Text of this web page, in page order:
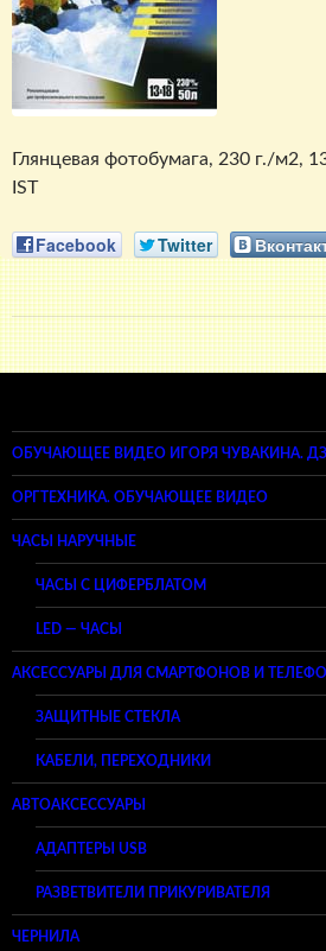
Глянцевая фотобумага, 230 г./м2,
IST
Facebook Twitter
ОБУЧАЮЩЕЕ ВИДЕО ИГОРЯ ЧУВАКИНА.
ОРГТЕХНИКА. ОБУЧАЮЩЕЕ ВИДЕО
ЧАСЫ НАРУЧНЫЕ
ЧАСЫ С ЦИФЕРБЛАТОМ
LED — ЧАСЫ
АКСЕССУАРЫ ДЛЯ СМАРТФОНОВ И
ЗАЩИТНЫЕ СТЕКЛА
КАБЕЛИ, ПЕРЕХОДНИКИ
АВТОАКСЕССУАРЫ
АДАПТЕРЫ USB
РАЗВЕТВИТЕЛИ ПРИКУРИВАТЕЛЯ
ЧЕРНИЛА